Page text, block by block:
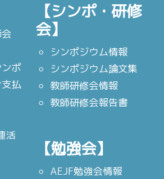
ポ
払
活
【シンポ・研修
会】
シンポジウム情報
シンポジウム論文集
教師研修会情報
教師研修会報告書
【勉強会】
AEJF勉強会情報